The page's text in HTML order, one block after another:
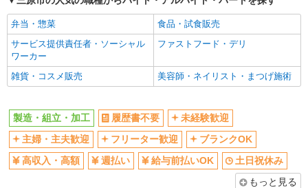
弁当・惣菜
食品・試食販売
サービス提供責任者・ソーシャル
ワーカー
ファストフード・デリ
雑貨・コスメ販売 美容師・ネイリスト・まつげ施術
製造・組立・加工 履歴書不要
未経験歓迎
主婦・主夫歓迎
フリーター歓迎
ブランクOK
高収入・高額
週払い 給与前払いOK
土日祝休み
もっと見る